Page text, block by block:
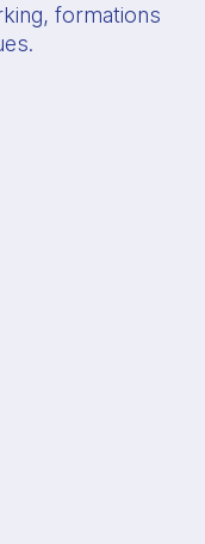
formations